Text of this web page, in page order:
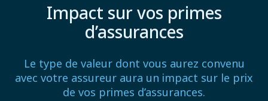
Impact sur vos primes
d’assurances
Le type de valeur dont vous aurez convenu
avec votre assureur aura un impact sur le prix
de vos primes d’assurances.